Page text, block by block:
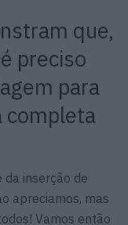
que,
preciso
para
completa
inserção de
apreciamos, mas
Vamos então